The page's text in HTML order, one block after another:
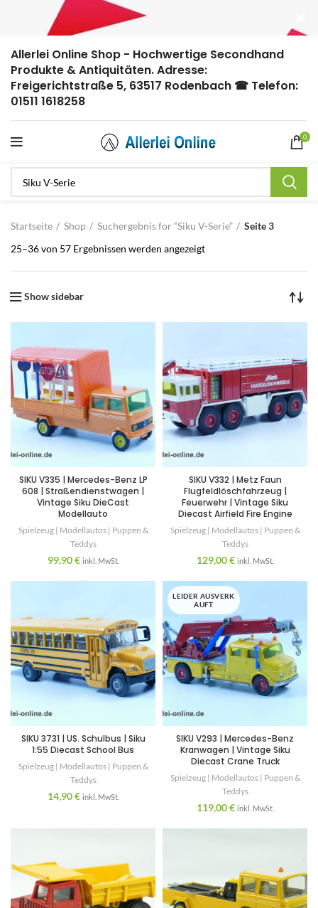
Allerlei Online Shop - Hochwertige Secondhand
Produkte & Antiquitäten. Adresse:
Freigerichtstraße 5, 63517 Rodenbach ☎ Telefon:
01511 1618258
0
Startseite Shop Suchergebnis for “Siku V-Serie”
Seite 3
25–36 von 57 Ergebnissen werden angezeigt
Show sidebar
SIKU V335 | Mercedes-Benz LP
608 | Straßendienstwagen |
Vintage Siku DieCast
Modellauto
Spielzeug | Modellautos | Puppen &
Teddys
99,90€ inkl. MwSt.
SIKU V332 | Metz Faun
Flugfeldlöschfahrzeug |
Feuerwehr | Vintage Siku
Diecast Airfield Fire Engine
Spielzeug | Modellautos | Puppen &
Teddys
129,00€ inkl. MwSt.
SIKU 3731 | US. Schulbus | Siku
1:55 Diecast School Bus
Spielzeug | Modellautos | Puppen &
Teddys
14,90€ inkl. MwSt.
LEIDER AUSVERK
AUFT
SIKU V293 | Mercedes-Benz
Kranwagen | Vintage Siku
Diecast Crane Truck
Spielzeug | Modellautos | Puppen &
Teddys
119,00€ inkl. MwSt.